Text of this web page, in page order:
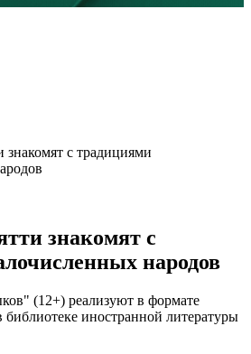
7 общественных
погода в Самарской области 8
опасность
зона отдыха у воды
отмечать тех, кто всей душой и
Самарскую область и вносит большой
знакомят с традициями
знакомят с
народов
(12+) реализуют в формате
библиотеке иностранной литературы